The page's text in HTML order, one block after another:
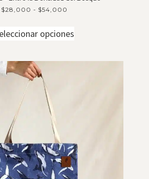
$28,000 - $54,000
opciones